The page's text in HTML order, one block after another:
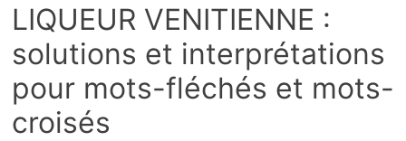
LIQUEUR VENITIENNE :
solutions et interprétations
pour mots-fléchés et mots-
croisés